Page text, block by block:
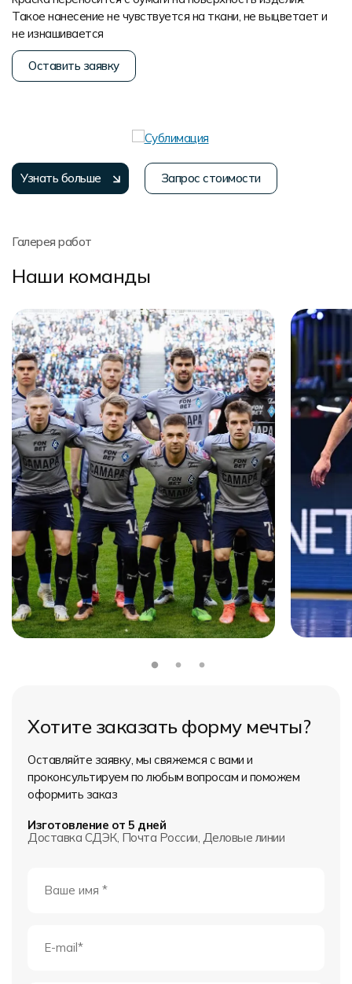
Такое нанесение не чувствуется на ткани, не выцветает и
не изнашивается
Оставить заявку
Узнать больше Запрос стоимости
Галерея работ
Наши команды
Хотите заказать форму мечты?
Оставляйте заявку, мы свяжемся с вами и
проконсультируем по любым вопросам и поможем
оформить заказ
Изготовление от 5 дней
Доставка СДЭК, Почта России, Деловые линии